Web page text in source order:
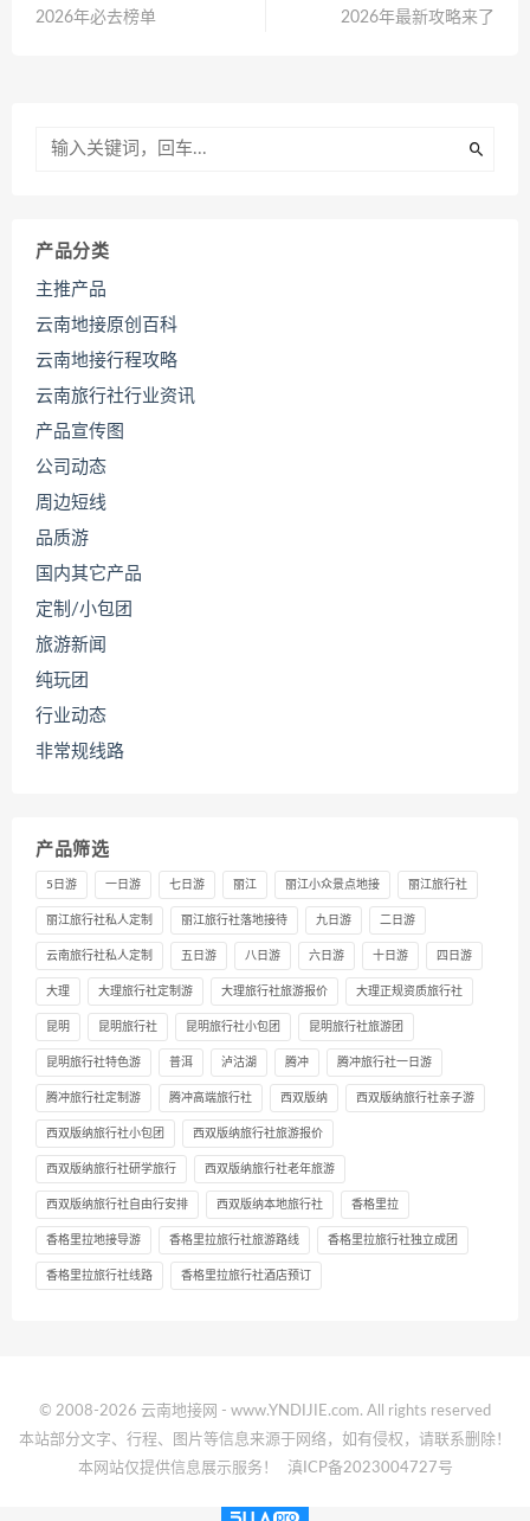
2026年必去榜单
2026年最新攻略来了
产品分类
主推产品
云南地接原创百科
云南地接行程攻略
云南旅行社行业资讯
产品宣传图
公司动态
周边短线
品质游
国内其它产品
定制/小包团
旅游新闻
纯玩团
行业动态
非常规线路
产品筛选
5日游 一日游 七日游 丽江 丽江小众景点地接 丽江旅行社
丽江旅行社私人定制 丽江旅行社落地接待 九日游 二日游
云南旅行社私人定制 五日游 八日游 六日游 十日游 四日游
大理 大理旅行社定制游 大理旅行社旅游报价 大理正规资质旅行社
昆明 昆明旅行社 昆明旅行社小包团 昆明旅行社旅游团
昆明旅行社特色游 普洱 泸沽湖 腾冲 腾冲旅行社一日游
腾冲旅行社定制游 腾冲高端旅行社 西双版纳 西双版纳旅行社亲子游
西双版纳旅行社小包团 西双版纳旅行社旅游报价
西双版纳旅行社研学旅行 西双版纳旅行社老年旅游
西双版纳旅行社自由行安排 西双版纳本地旅行社 香格里拉
香格里拉地接导游 香格里拉旅行社旅游路线 香格里拉旅行社独立成团
香格里拉旅行社线路 香格里拉旅行社酒店预订
© 2008-2026 云南地接网 - www.YNDIJIE.com. All rights reserved
本站部分文字、行程、图片等信息来源于网络，如有侵权，请联系删除！
本网站仅提供信息展示服务！
滇ICP备2023004727号